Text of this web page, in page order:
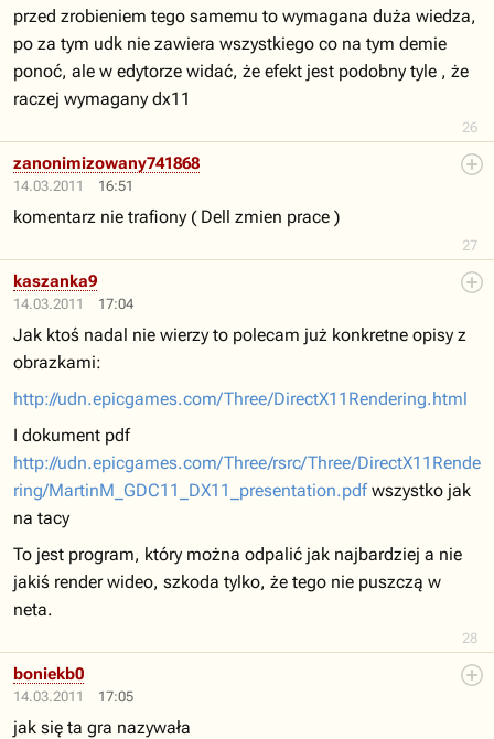
26
przed zrobieniem tego samemu to wymagana duża wiedza,
po za tym udk nie zawiera wszystkiego co na tym demie
ponoć, ale w edytorze widać, że efekt jest podobny tyle , że
raczej wymagany dx11
14.03.2011 16:51
27
zanonimizowany741868
komentarz nie trafiony ( Dell zmien prace )
14.03.2011 17:04
28
kaszanka9
Jak ktoś nadal nie wierzy to polecam już konkretne opisy z
obrazkami:
http://udn.epicgames.com/Three/DirectX11Rendering.html
I dokument pdf
http://udn.epicgames.com/Three/rsrc/Three/DirectX11Rende
ring/MartinM_GDC11_DX11_presentation.pdfwszystko jak
na tacy
To jest program, który można odpalić jak najbardziej a nie
jakiś render wideo, szkoda tylko, że tego nie puszczą w
neta.
14.03.2011 17:05
boniekb0
jak się ta gra nazywała